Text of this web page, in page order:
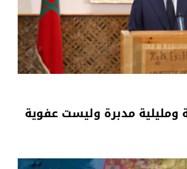
ومليلية مدبرة وليست عفوية